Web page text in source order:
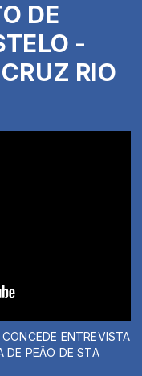
DE
-
RIO
ENTREVISTA
DE PEÃO DE STA